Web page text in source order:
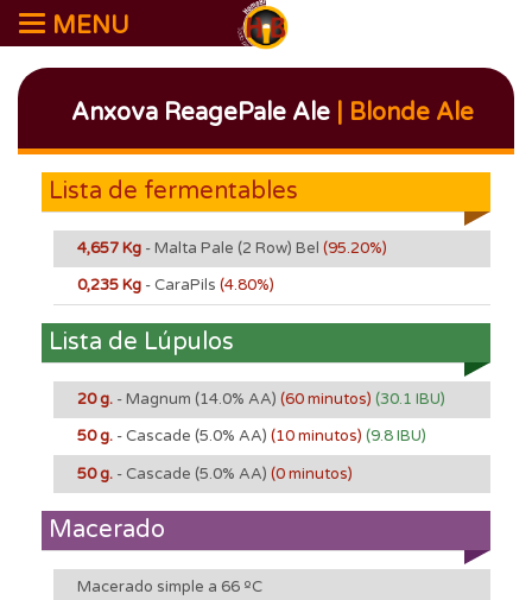
MENU
Anxova ReagePale Ale| Blonde Ale
Lista de fermentables
4,657 Kg - Malta Pale (2 Row) Bel (95.20%)
0,235 Kg - CaraPils (4.80%)
Lista de Lúpulos
20 g. - Magnum (14.0% AA) (60 minutos) (30.1 IBU)
50 g. - Cascade (5.0% AA) (10 minutos) (9.8 IBU)
50 g. - Cascade (5.0% AA) (0 minutos)
Macerado
Macerado simple a 66 ºC